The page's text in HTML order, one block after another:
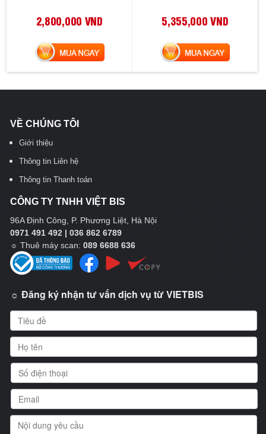
2,800,000 VND
MUA NGAY
5,355,000 VND
MUA NGAY
VỀ CHÚNG TÔI
Giới thiệu
Thông tin Liên hệ
Thông tin Thanh toán
CÔNG TY TNHH VIỆT BIS
96A Định Công, P. Phương Liệt, Hà Nội
0971 491 492 | 036 862 6789
☼ Thuê máy scan: 089 6688 636
☼ Đăng ký nhận tư vấn dịch vụ từ VIETBIS